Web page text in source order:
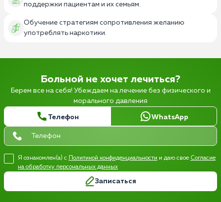
поддержки пациентам и их семьям.
Обучение стратегиям сопротивления желанию
употреблять наркотики.
Больной не хочет лечиться?
Берем все на себя! Убеждаем на лечение без физического и
морального давления
Телефон WhatsApp
Я ознакомлен(а) с Политикой конфиденциальности и даю свое Согласие
на обработку персональных данных
Записаться